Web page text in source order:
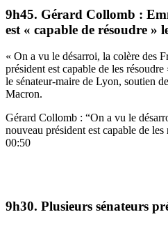
9h45. Gérard Collomb :
est « capable de résoudre »
« On a vu le désarroi, la colère des
président est capable de les
le sénateur-maire de Lyon, soutien
Macron.
Gérard Collomb : “On a vu le
nouveau président est capable de les
00:50
9h30. Plusieurs sénateurs